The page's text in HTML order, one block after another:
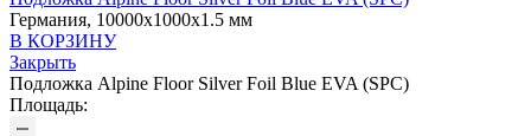
Германия, 10000x1000x1.5 мм
В КОРЗИНУ
Закрыть
Подложка Alpine Floor Silver Foil Blue EVA (SPC)
Площадь: